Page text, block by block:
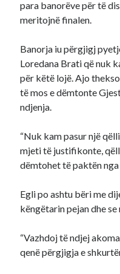
para banorëve për të
meritojnë finalen.
Banorja iu përgjigj
Loredana Brati që nuk
për këtë lojë. Ajo
të mos e dëmtonte
ndjenja.
“Nuk kam pasur një
mjeti të justifikonte,
dëmtohet të paktën nga
Egli po ashtu bëri me
këngëtarin pejan dhe
“Vazhdoj të ndjej
qenë përgjigja e